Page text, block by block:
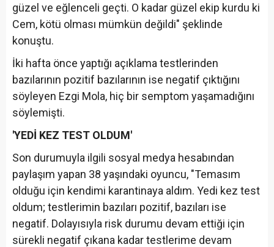
güzel ve eğlenceli geçti. O kadar güzel ekip kurdu ki
Cem, kötü olması mümkün değildi" şeklinde
konuştu.
İki hafta önce yaptığı açıklama testlerinden
bazılarının pozitif bazılarının ise negatif çıktığını
söyleyen Ezgi Mola, hiç bir semptom yaşamadığını
söylemişti.
'YEDİ KEZ TEST OLDUM'
Son durumuyla ilgili sosyal medya hesabından
paylaşım yapan 38 yaşındaki oyuncu, "Temasım
olduğu için kendimi karantinaya aldım. Yedi kez test
oldum; testlerimin bazıları pozitif, bazıları ise
negatif. Dolayısıyla risk durumu devam ettiği için
sürekli negatif çıkana kadar testlerime devam